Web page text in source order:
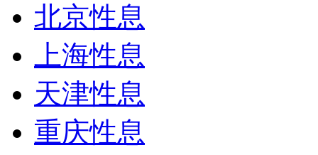
北京性息
上海性息
天津性息
重庆性息